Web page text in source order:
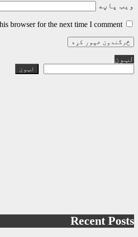
ویب پاڼه
browser for the next time I comment.
لټون
لټون
Recent Posts